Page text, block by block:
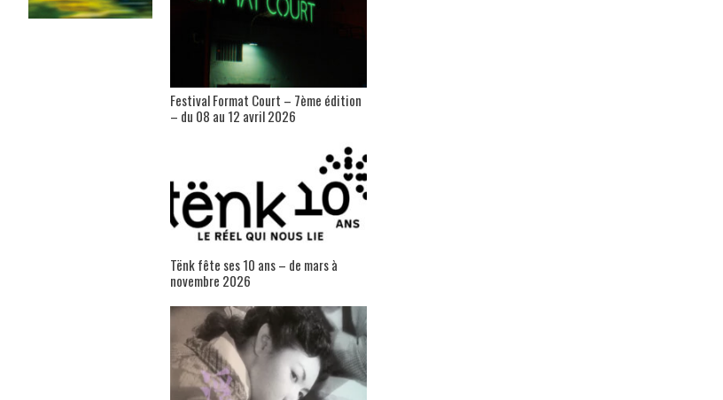
Festival Format Court – 7ème édition
– du 08 au 12 avril 2026
Tënk fête ses 10 ans – de mars à
novembre 2026